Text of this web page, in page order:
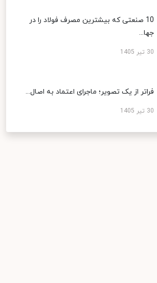
10 صنعتی که بیشترین مصرف فولاد را در
جها...
30 تیر 1405
فراتر از یک تصویر؛ ماجرای اعتماد به اصال...
30 تیر 1405